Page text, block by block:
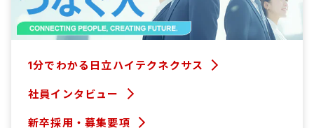
1分でわかる日立ハイテクネクサス
社員インタビュー
新卒採用・募集要項